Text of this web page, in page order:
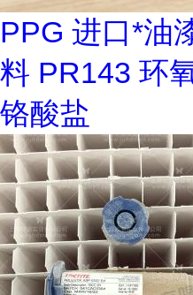
PPG 进口*油
料 PR143 环
铬酸盐